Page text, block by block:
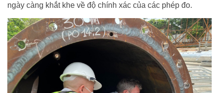
ngày càng khắt khe về độ chính xác của các phép đo.